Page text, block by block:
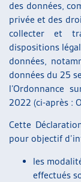
des données,
privée et des
collecter et
dispositions
données,
données du 25
l’Ordonnance
2022 (ci-après :
Cette
pour objectif
les
effectués